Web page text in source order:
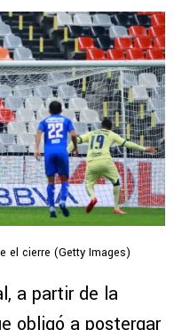
el cierre (Getty Images)
a partir de la
obligó a postergar